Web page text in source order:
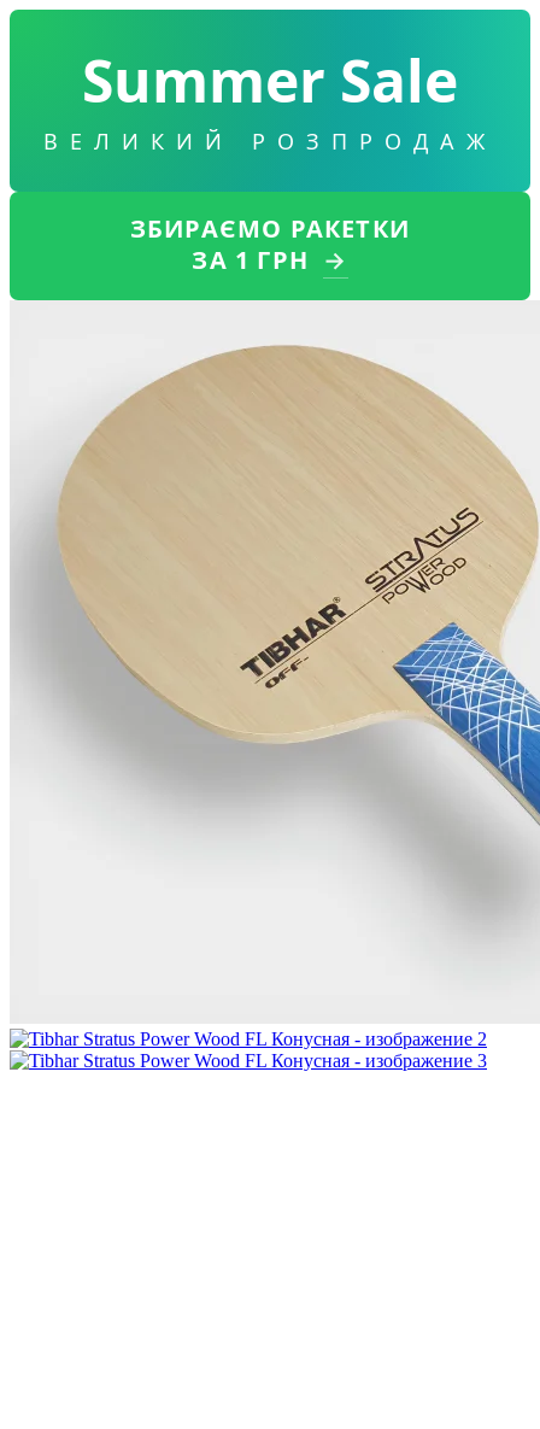
Summer Sale
ВЕЛИКИЙ РОЗПРОДАЖ
ЗБИРАЄМО РАКЕТКИ
ЗА 1 ГРН →